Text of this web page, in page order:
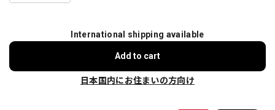
International shipping available
Add to cart
日本国内にお住まいの方向け